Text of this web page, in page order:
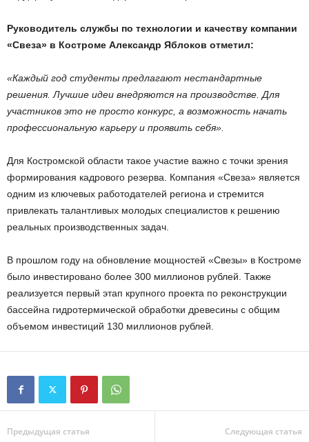
Руководитель службы по технологии и качеству компании
«Свеза» в Костроме Александр Яблоков отметил:
«Каждый год студенты предлагают нестандартные
решения. Лучшие идеи внедряются на производстве. Для
участников это не просто конкурс, а возможность начать
профессиональную карьеру и проявить себя».
Для Костромской области такое участие важно с точки зрения
формирования кадрового резерва. Компания «Свеза» является
одним из ключевых работодателей региона и стремится
привлекать талантливых молодых специалистов к решению
реальных производственных задач.
В прошлом году на обновление мощностей «Свезы» в Костроме
было инвестировано более 300 миллионов рублей. Также
реализуется первый этап крупного проекта по реконструкции
бассейна гидротермической обработки древесины с общим
объемом инвестиций 130 миллионов рублей.
Предыдущая статья Следующая статья